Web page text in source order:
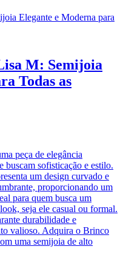
M: Semijoia
Todas as
peça de elegância
buscam sofisticação e estilo.
um design curvado e
proporcionando um
para quem busca um
seja ele casual ou formal.
durabilidade e
valioso. Adquira o Brinco
uma semijoia de alto